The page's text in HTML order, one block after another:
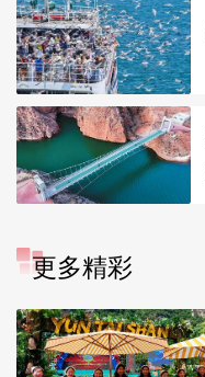
更多精彩